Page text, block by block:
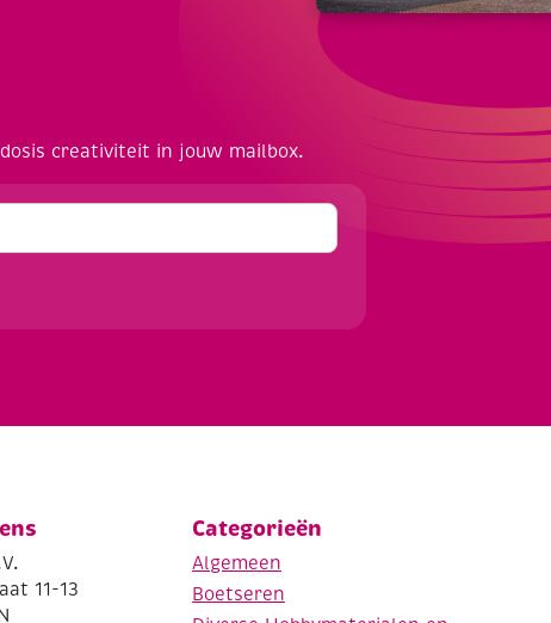
creativiteit in jouw mailbox.
11-13
Categorieën
Algemeen
Boetseren